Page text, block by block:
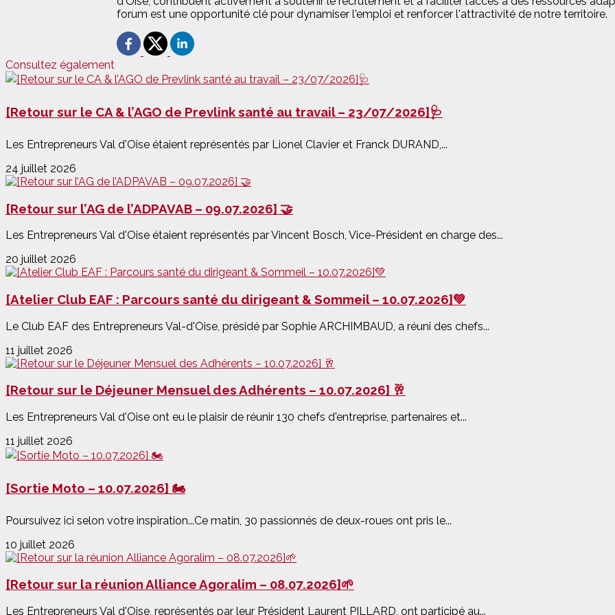
forum est une opportunité clé pour dynamiser l'emploi et renforcer l'attractivité de notre territoire.
Consultez également
[Retour sur le CA & l’AGO de Prevlink santé au travail – 23/07/2026]🩺
Les Entrepreneurs Val d'Oise étaient représentés par Lionel Clavier et Franck DURAND,...
24 juillet 2026
[Retour sur l’AG de l’ADPAVAB – 09.07.2026] 🤝
Les Entrepreneurs Val d'Oise étaient représentés par Vincent Bosch, Vice-Président en charge des...
20 juillet 2026
[Atelier Club EAF : Parcours santé du dirigeant & Sommeil – 10.07.2026]💚
Le Club EAF des Entrepreneurs Val-d'Oise, présidé par Sophie ARCHIMBAUD, a réuni des chefs...
11 juillet 2026
[Retour sur le Déjeuner Mensuel des Adhérents – 10.07.2026] 🥂
Les Entrepreneurs Val d'Oise ont eu le plaisir de réunir 130 chefs d'entreprise, partenaires et...
11 juillet 2026
[Sortie Moto – 10.07.2026] 🏍️
Poursuivez ici selon votre inspiration...Ce matin, 30 passionnés de deux-roues ont pris le...
10 juillet 2026
[Retour sur la réunion Alliance Agoralim – 08.07.2026]🌱
Les Entrepreneurs Val d'Oise, représentés par leur Président Laurent PILLARD, ont participé au...